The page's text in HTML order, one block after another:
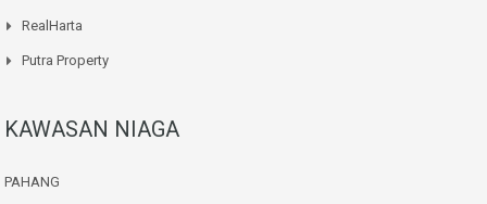
RealHarta
Putra Property
KAWASAN NIAGA
PAHANG